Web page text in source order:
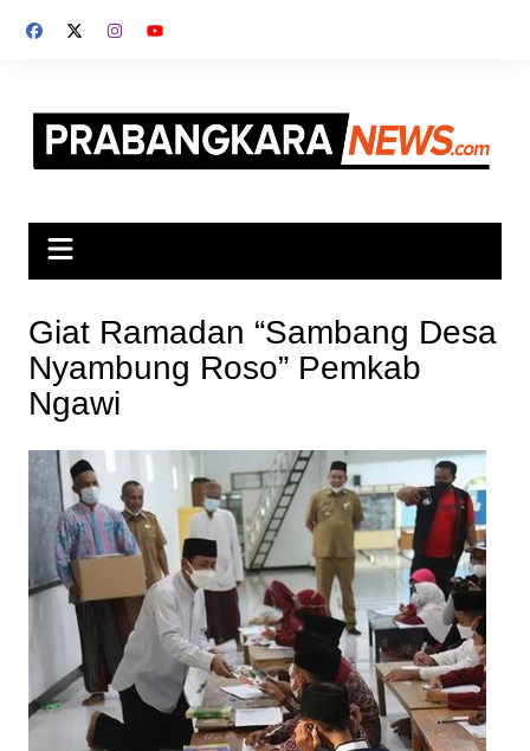
Giat Ramadan “Sambang Desa
Nyambung Roso” Pemkab
Ngawi